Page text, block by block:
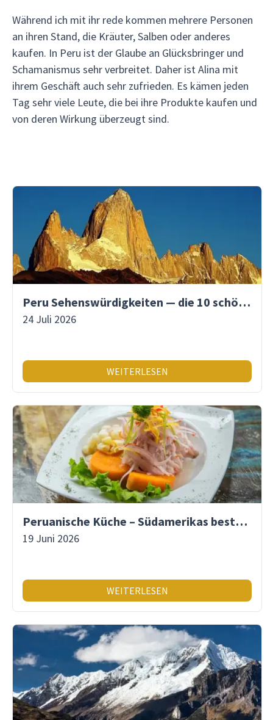
Während ich mit ihr rede kommen mehrere Personen
an ihren Stand, die Kräuter, Salben oder anderes
kaufen. In Peru ist der Glaube an Glücksbringer und
Schamanismus sehr verbreitet. Daher ist Alina mit
ihrem Geschäft auch sehr zufrieden. Es kämen jeden
Tag sehr viele Leute, die bei ihre Produkte kaufen und
von deren Wirkung überzeugt sind.
Peru Sehenswürdigkeiten — die 10 schönsten Orte
24 Juli 2026
WEITERLESEN
Peruanische Küche – Südamerikas beste Gastronomie
19 Juni 2026
WEITERLESEN